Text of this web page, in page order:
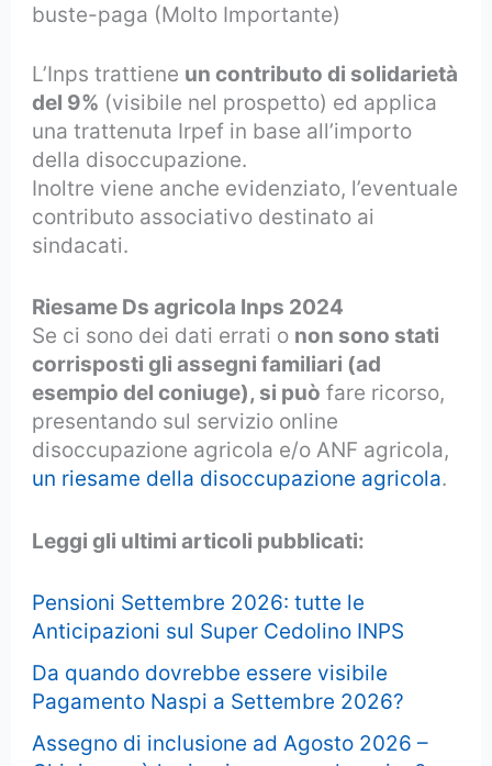
buste-paga (Molto Importante)
L’Inps trattiene un contributo di solidarietà
del 9% (visibile nel prospetto) ed applica
una trattenuta Irpef in base all’importo
della disoccupazione.
Inoltre viene anche evidenziato, l’eventuale
contributo associativo destinato ai
sindacati.
Riesame Ds agricola Inps 2024
Se ci sono dei dati errati o non sono stati
corrisposti gli assegni familiari (ad
esempio del coniuge), si può fare ricorso,
presentando sul servizio online
disoccupazione agricola e/o ANF agricola,
un riesame della disoccupazione agricola.
Leggi gli ultimi articoli pubblicati:
Pensioni Settembre 2026: tutte le
Anticipazioni sul Super Cedolino INPS
Da quando dovrebbe essere visibile
Pagamento Naspi a Settembre 2026?
Assegno di inclusione ad Agosto 2026 –